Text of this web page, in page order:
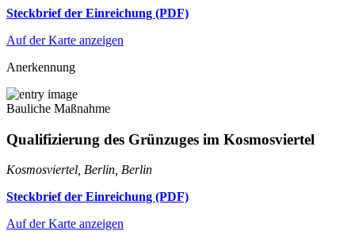
Steckbrief der Einreichung (PDF)
Auf der Karte anzeigen
Anerkennung
Bauliche Maßnahme
Qualifizierung des Grünzuges im Kosmosviertel
Kosmosviertel, Berlin, Berlin
Steckbrief der Einreichung (PDF)
Auf der Karte anzeigen